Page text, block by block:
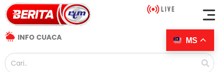
INFO CUACA MS